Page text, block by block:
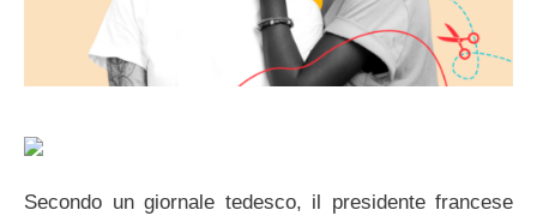
Secondo un giornale tedesco, il presidente francese